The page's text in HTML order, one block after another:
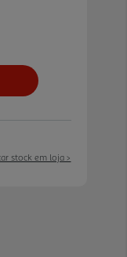
stock em loja >